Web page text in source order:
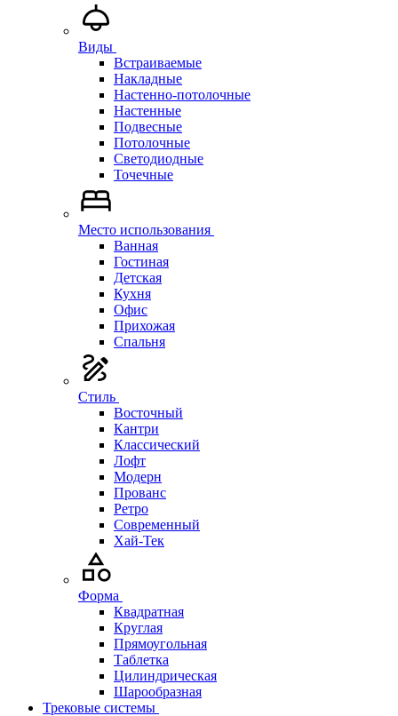
Виды
Встраиваемые
Накладные
Настенно-потолочные
Настенные
Подвесные
Потолочные
Светодиодные
Точечные
Место использования
Ванная
Гостиная
Детская
Кухня
Офис
Прихожая
Спальня
Стиль
Восточный
Кантри
Классический
Лофт
Модерн
Прованс
Ретро
Современный
Хай-Тек
Форма
Квадратная
Круглая
Прямоугольная
Таблетка
Цилиндрическая
Шарообразная
Трековые системы